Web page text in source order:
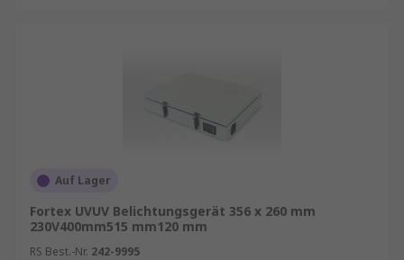
Auf Lager
Fortex UVUV Belichtungsgerät 356 x 260 mm
230V400mm515 mm120 mm
RS Best.-Nr. 242-9995